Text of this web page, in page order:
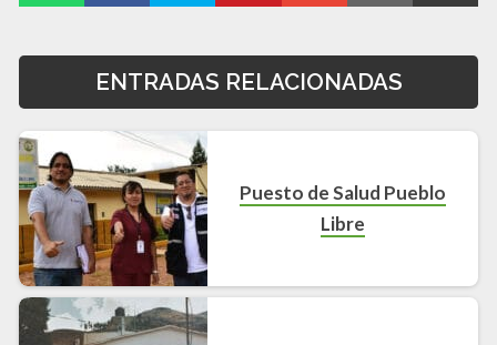
ENTRADAS RELACIONADAS
Puesto de Salud Pueblo
Libre